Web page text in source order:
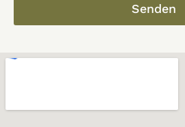
Senden